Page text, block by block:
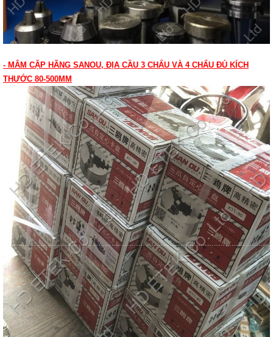
- MÂM CẶP HÃNG SANOU, ĐỊA CẦU 3 CHẤU VÀ 4 CHẤU ĐỦ KÍCH
THƯỚC 80-500MM